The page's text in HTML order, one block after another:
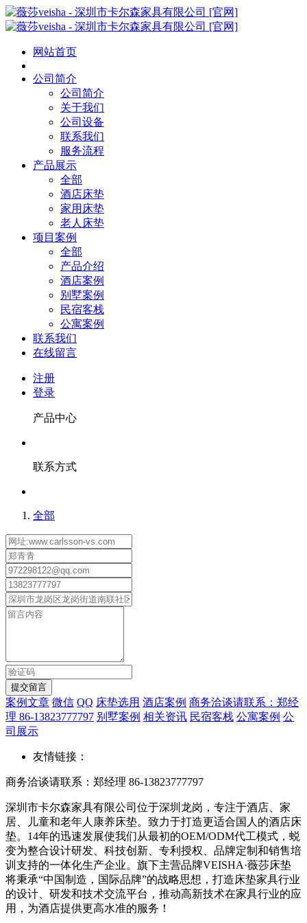
网站首页
公司简介
公司简介
关于我们
公司设备
联系我们
服务流程
产品展示
全部
酒店床垫
家用床垫
老人床垫
项目案例
全部
产品介绍
酒店案例
别墅案例
民宿客栈
公寓案例
联系我们
在线留言
注册
登录
产品中心
联系方式
全部
提交留言
案例文章 微信 QQ 床垫选用 酒店案例 商务洽谈请联系：郑经
理 86-13823777797 别墅案例 相关资讯 民宿客栈 公寓案例 公
司展示
友情链接：
商务洽谈请联系：郑经理 86-13823777797
深圳市卡尔森家具有限公司位于深圳龙岗，专注于酒店、家
居、儿童和老年人康养床垫。致力于打造更适合国人的酒店床
垫。14年的迅速发展使我们从最初的OEM/ODM代工模式，蜕
变为整合设计研发、科技创新、专利授权、品牌定制和销售培
训支持的一体化生产企业。旗下主营品牌VEISHA·薇莎床垫
将秉承“中国制造，国际品牌”的战略思想，打造床垫家具行业
的设计、研发和技术交流平台，推动高新技术在家具行业的应
用，为酒店提供更高水准的服务！